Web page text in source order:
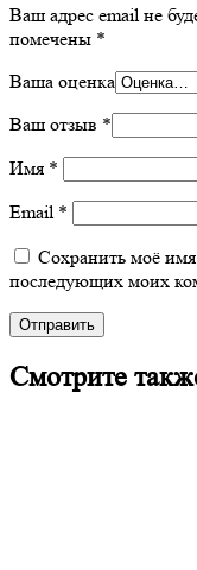
Ваш адрес email не
помечены *
Ваша оценка
Ваш отзыв *
Имя *
Email *
Сохранить моё
последующих моих
Смотрите